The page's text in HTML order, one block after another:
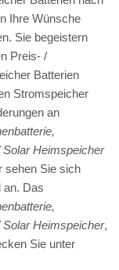
Ihre Wünsche
Sie begeistern
Preis- /
Batterien
Stromspeicher
an
Heimspeicher
sehen Sie sich
an. Das
Heimspeicher,
Sie unter